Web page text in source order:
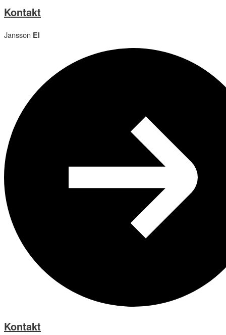
Kontakt
Jansson El
Kontakt